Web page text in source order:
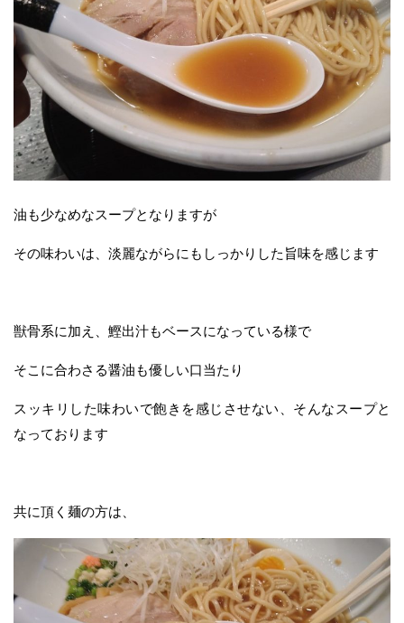
油も少なめなスープとなりますが
その味わいは、淡麗ながらにもしっかりした旨味を感じます
獣骨系に加え、鰹出汁もベースになっている様で
そこに合わさる醤油も優しい口当たり
スッキリした味わいで飽きを感じさせない、そんなスープと
なっております
共に頂く麺の方は、